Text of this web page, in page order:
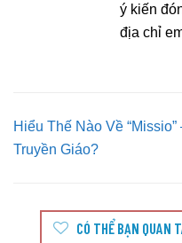
ý kiến
địa chỉ
Hiểu Thế Nào Về “Missio”
Truyền Giáo?
CÓ THỂ BẠN QUAN